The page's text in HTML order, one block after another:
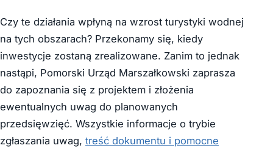
Czy te działania wpłyną na wzrost turystyki wodnej
na tych obszarach? Przekonamy się, kiedy
inwestycje zostaną zrealizowane. Zanim to jednak
nastąpi, Pomorski Urząd Marszałkowski zaprasza
do zapoznania się z projektem i złożenia
ewentualnych uwag do planowanych
przedsięwzięć. Wszystkie informacje o trybie
zgłaszania uwag, treść dokumentu i pomocne